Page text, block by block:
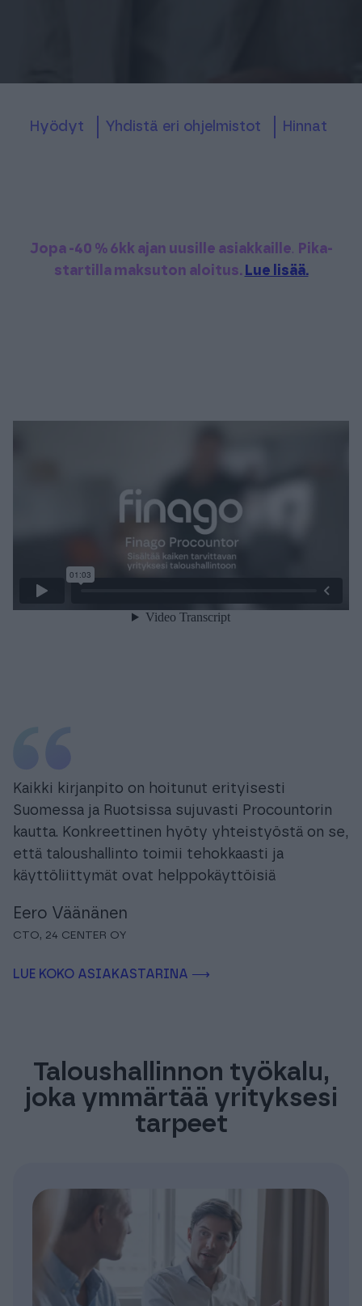
Hyödyt yhdistä eri ohjelmistot hinnat
Jopa -40 % 6kk ajan uusille asiakkaille. Pika-
startilla maksuton aloitus. Lue lisää.
Kaikki kirjanpito on hoitunut erityisesti
Suomessa ja Ruotsissa sujuvasti Procountorin
kautta. Konkreettinen hyöty yhteistyöstä on se,
että taloushallinto toimii tehokkaasti ja
käyttöliittymät ovat helppokäyttöisiä
Eero Väänänen
CTO, 24 CENTER OY
LUE KOKO ASIAKASTARINA ⟶
Taloushallinnon työkalu,
joka ymmärtää yrityksesi
tarpeet